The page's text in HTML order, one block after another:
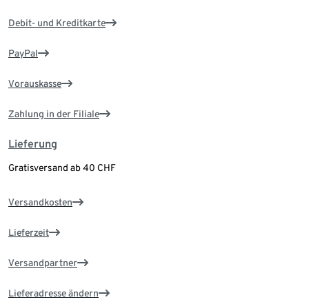
Debit- und Kreditkarte
PayPal
Vorauskasse
Zahlung in der Filiale
Lieferung
Gratisversand ab 40 CHF
Versandkosten
Lieferzeit
Versandpartner
Lieferadresse ändern